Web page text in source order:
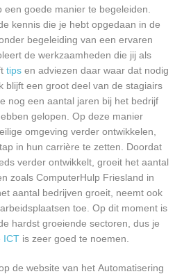
goede manier te begeleiden.
kennis die je hebt opgedaan in de
begeleiding van een ervaren
de werkzaamheden die jij als
tips en adviezen daar waar dat nodig
blijft een groot deel van de stagiairs
nog een aantal jaren bij het bedrijf
gelopen. Op deze manier
omgeving verder ontwikkelen,
in hun carrière te zetten. Doordat
verder ontwikkelt, groeit het aantal
zoals ComputerHulp Friesland in
aantal bedrijven groeit, neemt ook
toe. Op dit moment is
hardst groeiende sectoren, dus je
ICT is zeer goed te noemen.
de website van het Automatisering